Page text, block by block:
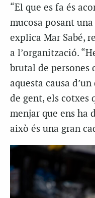
“El que es fa és
mucosa posant
explica Mar Sabé,
a l’organització.
brutal de persones
aquesta causa
de gent, els cotxes
menjar que ens ha
això és una gran